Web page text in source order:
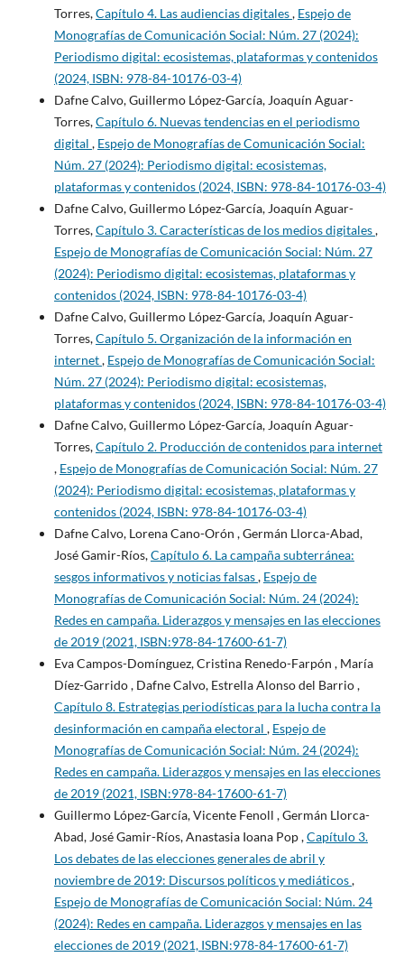
Torres,Capítulo 4. Las audiencias digitales, Espejo de
Monografías de Comunicación Social: Núm. 27 (2024):
Periodismo digital: ecosistemas, plataformas y contenidos
(2024, ISBN: 978-84-10176-03-4)
Dafne Calvo, Guillermo López-García, Joaquín Aguar-
Torres,Capítulo 6. Nuevas tendencias en el periodismo
digital , Espejo de Monografías de Comunicación Social:
Núm. 27 (2024): Periodismo digital: ecosistemas,
plataformas y contenidos (2024, ISBN: 978-84-10176-03-4)
Dafne Calvo, Guillermo López-García, Joaquín Aguar-
Torres,Capítulo 3. Características de los medios digitales,
Espejo de Monografías de Comunicación Social: Núm. 27
(2024): Periodismo digital: ecosistemas, plataformas y
contenidos (2024, ISBN: 978-84-10176-03-4)
Dafne Calvo, Guillermo López-García, Joaquín Aguar-
Torres,Capítulo 5. Organización de la información en
internet, Espejo de Monografías de Comunicación Social:
Núm. 27 (2024): Periodismo digital: ecosistemas,
plataformas y contenidos (2024, ISBN: 978-84-10176-03-4)
Dafne Calvo, Guillermo López-García, Joaquín Aguar-
Torres,Capítulo 2. Producción de contenidos para internet
, Espejo de Monografías de Comunicación Social: Núm. 27
(2024): Periodismo digital: ecosistemas, plataformas y
contenidos (2024, ISBN: 978-84-10176-03-4)
Dafne Calvo, Lorena Cano-Orón , Germán Llorca-Abad,
José Gamir-Ríos,Capítulo 6. La campaña subterránea:
sesgos informativos y noticias falsas, Espejo de
Monografías de Comunicación Social: Núm. 24 (2024):
Redes en campaña. Liderazgos y mensajes en las elecciones
de 2019 (2021, ISBN:978-84-17600-61-7)
Eva Campos-Domínguez, Cristina Renedo-Farpón , María
Díez-Garrido , Dafne Calvo, Estrella Alonso del Barrio ,
Capítulo 8. Estrategias periodísticas para la lucha contra la
desinformación en campaña electoral , Espejo de
Monografías de Comunicación Social: Núm. 24 (2024):
Redes en campaña. Liderazgos y mensajes en las elecciones
de 2019 (2021, ISBN:978-84-17600-61-7)
Guillermo López-García, Vicente Fenoll , Germán Llorca-
Abad, José Gamir-Ríos, Anastasia Ioana Pop ,Capítulo 3.
Los debates de las elecciones generales de abril y
noviembre de 2019: Discursos políticos y mediáticos,
Espejo de Monografías de Comunicación Social: Núm. 24
(2024): Redes en campaña. Liderazgos y mensajes en las
elecciones de 2019 (2021, ISBN:978-84-17600-61-7)